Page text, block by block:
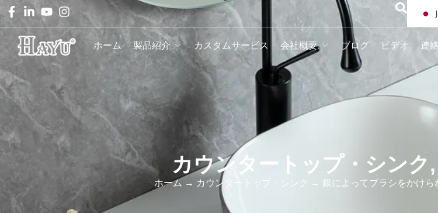
ホーム 製品紹介 カスタムサービス 会社概要 ブログ ビデオ 連
カウンタートップ・シンク,
ホーム → カウンタートップ・シンク → 銀によってブラシをかけら